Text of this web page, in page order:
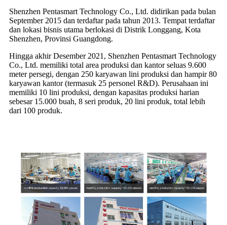
Shenzhen Pentasmart Technology Co., Ltd. didirikan pada bulan
September 2015 dan terdaftar pada tahun 2013. Tempat terdaftar
dan lokasi bisnis utama berlokasi di Distrik Longgang, Kota
Shenzhen, Provinsi Guangdong.
Hingga akhir Desember 2021, Shenzhen Pentasmart Technology
Co., Ltd. memiliki total area produksi dan kantor seluas 9.600
meter persegi, dengan 250 karyawan lini produksi dan hampir 80
karyawan kantor (termasuk 25 personel R&D). Perusahaan ini
memiliki 10 lini produksi, dengan kapasitas produksi harian
sebesar 15.000 buah, 8 seri produk, 20 lini produk, total lebih
dari 100 produk.